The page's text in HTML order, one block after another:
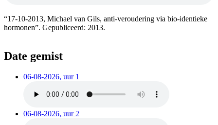
“17-10-2013, Michael van Gils, anti-veroudering via bio-identieke
hormonen”. Gepubliceerd: 2013.
Date gemist
06-08-2026, uur 1
06-08-2026, uur 2